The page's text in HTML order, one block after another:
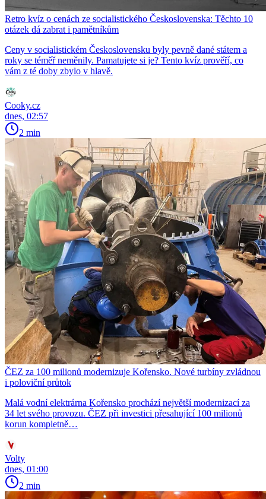
Retro kvíz o cenách ze socialistického Československa: Těchto 10
otázek dá zabrat i pamětníkům
Ceny v socialistickém Československu byly pevně dané státem a
roky se téměř neměnily. Pamatujete si je? Tento kvíz prověří, co
vám z té doby zbylo v hlavě.
Cooky.cz
dnes, 02:57
2 min
ČEZ za 100 milionů modernizuje Kořensko. Nové turbíny zvládnou
i poloviční průtok
Malá vodní elektrárna Kořensko prochází největší modernizací za
34 let svého provozu. ČEZ při investici přesahující 100 milionů
korun kompletně…
Volty
dnes, 01:00
2 min